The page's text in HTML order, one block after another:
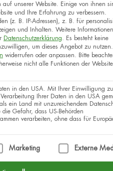
auf unserer Website. Einige von ihnen
und Ihre Erfahrung zu verbessern.
(z. B. IP-Adressen), z. B. für
und Inhalten.
Weitere
Datenschutzerklärung
Es besteht keine
um dieses Angebot zu nutzen.
widerrufen oder anpassen.
Bitte
nicht alle Funktionen der Website
in den USA. Mit Ihrer Einwilligung
Ihrer Daten in den USA
ein Land mit unzureichendem
Gefahr, dass US-Behörden
verarbeiten, ohne dass für
für die eine
Marketing Externe